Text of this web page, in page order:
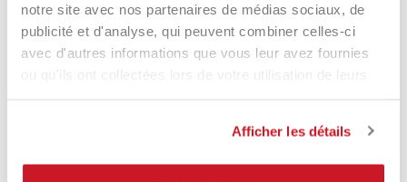
notre site avec nos partenaires de médias sociaux, de
publicité et d'analyse, qui peuvent combiner celles-ci
avec d'autres informations que vous leur avez fournies
Afficher les détails
Quicksand Kombat 2024
Quicksand Ninja 2026